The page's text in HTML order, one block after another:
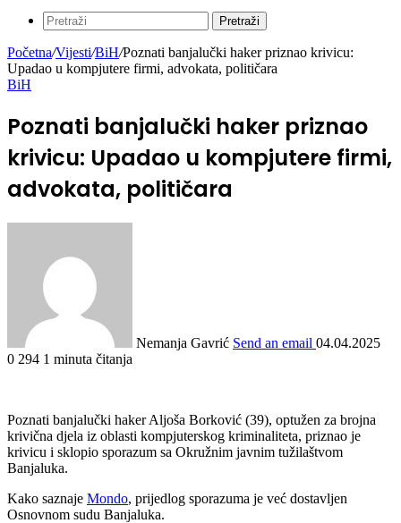
Pretraži
Početna/Vijesti/BiH/Poznati banjalučki haker priznao krivicu:
Upadao u kompjutere firmi, advokata, političara
BiH
Poznati banjalučki haker priznao
krivicu: Upadao u kompjutere firmi,
advokata, političara
Nemanja Gavrić Send an email 04.04.2025
0 294 1 minuta čitanja
Poznati banjalučki haker Aljoša Borković (39), optužen za brojna
krivična djela iz oblasti kompjuterskog kriminaliteta, priznao je
krivicu i sklopio sporazum sa Okružnim javnim tužilaštvom
Banjaluka.
Kako saznaje Mondo, prijedlog sporazuma je već dostavljen
Osnovnom sudu Banjaluka.